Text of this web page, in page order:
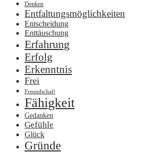
Denken
Entfaltungsmöglichkeiten
Entscheidung
Enttäuschung
Erfahrung
Erfolg
Erkenntnis
Frei
Freundschaft
Fähigkeit
Gedanken
Gefühle
Glück
Gründe